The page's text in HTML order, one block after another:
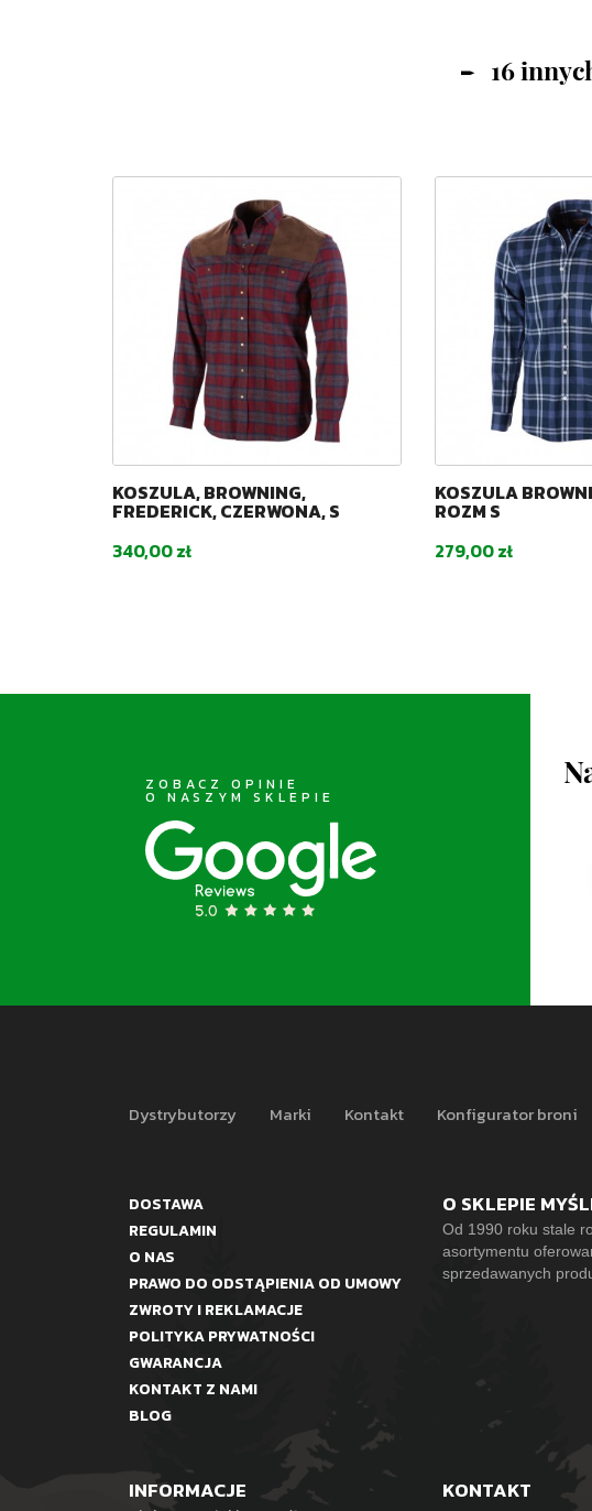
16
KOSZULA, BROWNING,
FREDERICK, CZERWONA, S
Cena
340,00 zł
KOSZULA
ROZM S
Cena
279,00 zł
ZOBACZ OPINIE
O NASZYM SKLEPIE
Dystrybutorzy Marki Kontakt Konfigurator broni
DOSTAWA
REGULAMIN
O NAS
PRAWO DO ODSTĄPIENIA OD UMOWY
ZWROTY I REKLAMACJE
POLITYKA PRYWATNOŚCI
GWARANCJA
KONTAKT Z NAMI
BLOG
O SKLEPIE
Od 1990 roku stale
asortymentu
sprzedawanych
INFORMACJE
KONTAKT